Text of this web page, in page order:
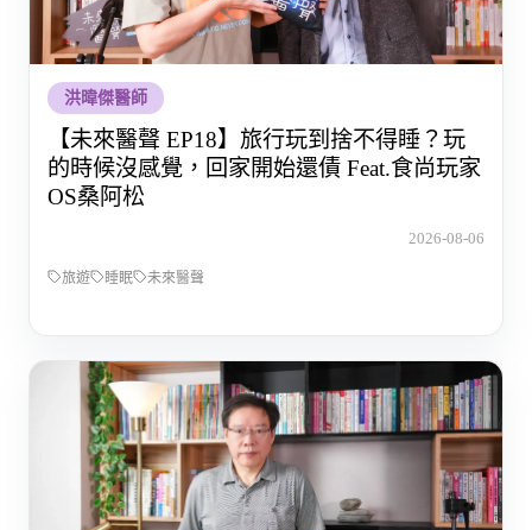
洪暐傑醫師
【未來醫聲 EP18】旅行玩到捨不得睡？玩
的時候沒感覺，回家開始還債 Feat.食尚玩家
OS桑阿松
2026-08-06
旅遊 睡眠 未來醫聲